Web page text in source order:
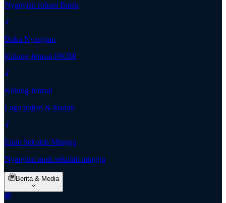
Nyanyian rohani Batak
Buku Nyanyian
Kidung Jemaat HKBP
Kidung Jemaat
Lagu pujian & ibadah
Ende Sekolah Minggu
Nyanyian anak sekolah minggu
Berita & Media